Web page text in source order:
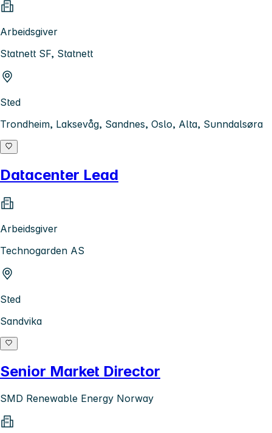
Arbeidsgiver
Statnett SF, Statnett
Sted
Trondheim, Laksevåg, Sandnes, Oslo, Alta, Sunndalsøra
Datacenter Lead
Arbeidsgiver
Technogarden AS
Sted
Sandvika
Senior Market Director
SMD Renewable Energy Norway